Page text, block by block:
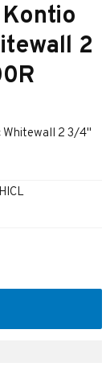
2
Whitewall 2 3/4"